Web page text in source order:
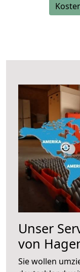
Unser
von
Sie wollen